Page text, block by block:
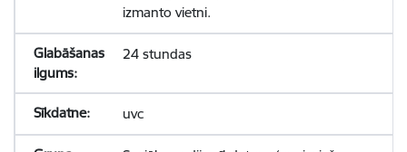
izmanto vietni.
24 stundas
uvc